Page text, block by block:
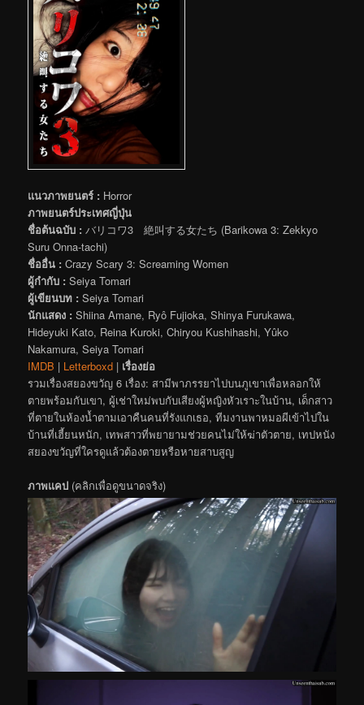
แนวภาพยนตร์ : Horror
ภาพยนตร์ประเทศญี่ปุ่น
ชื่อต้นฉบับ : バリコワ3 絶叫する女たち (Barikowa 3: Zekkyo
Suru Onna-tachi)
ชื่ออื่น : Crazy Scary 3: Screaming Women
ผู้กำกับ : Seiya Tomari
ผู้เขียนบท : Seiya Tomari
นักแสดง : Shiina Amane, Ryô Fujioka, Shinya Furukawa,
Hideyuki Kato, Reina Kuroki, Chiryou Kushihashi, Yûko
Nakamura, Seiya Tomari
IMDB | Letterboxd | เรื่องย่อ
รวมเรื่องสยองขวัญ 6 เรื่อง: สามีพาภรรยาไปบนภูเขาเพื่อหลอกให้
ตายพร้อมกับเขา, ผู้เช่าใหม่พบกับเสียงผู้หญิงหัวเราะในบ้าน, เด็กสาว
ที่ตายในห้องน้ำตามเอาคืนคนที่รังแกเธอ, ทีมงานพาหมอผีเข้าไปใน
บ้านที่เฮี้ยนหนัก, เทพสาวที่พยายามช่วยคนไม่ให้ฆ่าตัวตาย, เทปหนัง
สยองขวัญที่ใครดูแล้วต้องตายหรือหายสาบสูญ
ภาพแคป (คลิกเพื่อดูขนาดจริง)